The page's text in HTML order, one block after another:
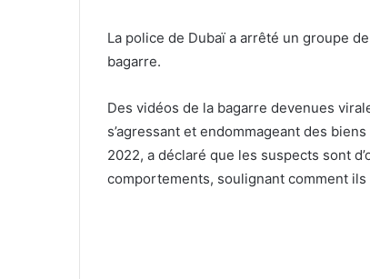
La police de Dubaï a arrêté un groupe
bagarre.
Des vidéos de la bagarre devenues
s’agressant et endommageant des
2022, a déclaré que les suspects sont
comportements, soulignant comment ils